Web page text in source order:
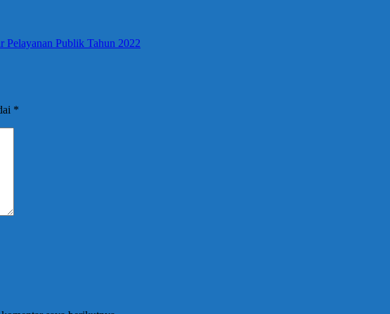
Pelayanan Publik Tahun 2022
*